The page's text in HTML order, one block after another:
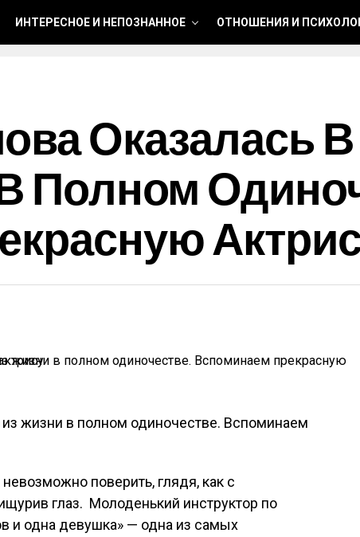
ИНТЕРЕСНОЕ И НЕПОЗНАННОЕ ОТНОШЕНИЯ И
Оказалась
Полном
поверить, глядя, как с
глаз. Молоденький инструктор по
и одна девушка» — одна из самых